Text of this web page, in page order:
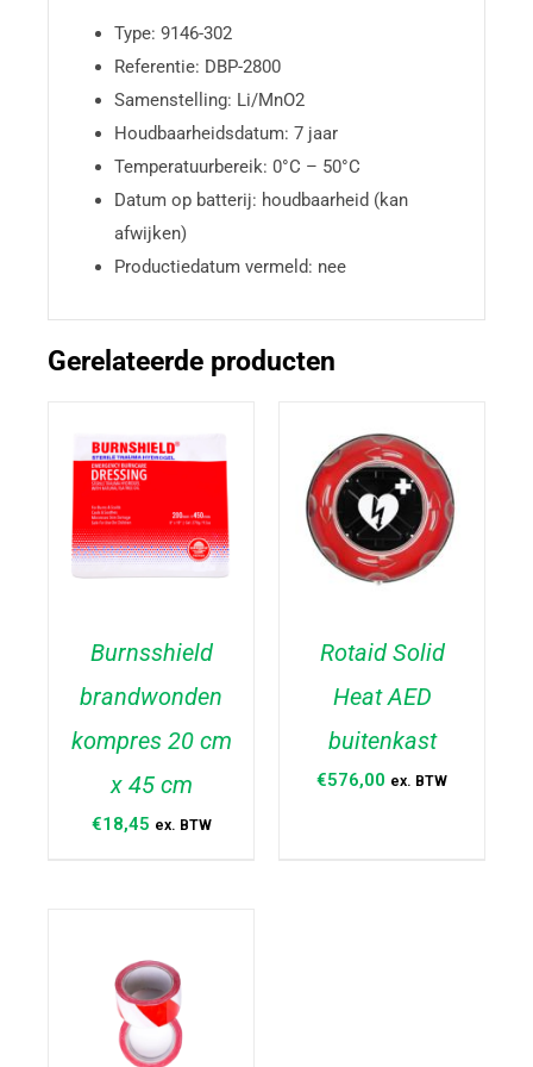
Type: 9146-302
Referentie: DBP-2800
Samenstelling: Li/MnO2
Houdbaarheidsdatum: 7 jaar
Temperatuurbereik: 0°C – 50°C
Datum op batterij: houdbaarheid (kan
afwijken)
Productiedatum vermeld: nee
Gerelateerde producten
TOEVOEGEN AAN
DETAILS
Burnsshield
brandwonden
kompres 20 cm
x 45 cm
€18,45 ex. BTW
TOEVOEGEN AAN
DETAILS
Rotaid Solid
Heat AED
buitenkast
€576,00 ex. BTW